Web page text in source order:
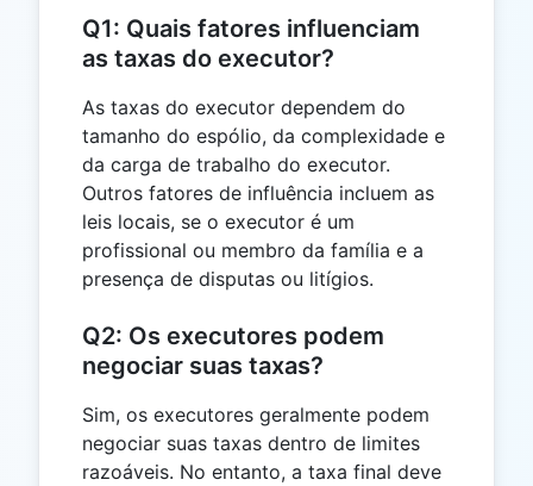
Q1: Quais fatores influenciam
as taxas do executor?
As taxas do executor dependem do
tamanho do espólio, da complexidade e
da carga de trabalho do executor.
Outros fatores de influência incluem as
leis locais, se o executor é um
profissional ou membro da família e a
presença de disputas ou litígios.
Q2: Os executores podem
negociar suas taxas?
Sim, os executores geralmente podem
negociar suas taxas dentro de limites
razoáveis. No entanto, a taxa final deve